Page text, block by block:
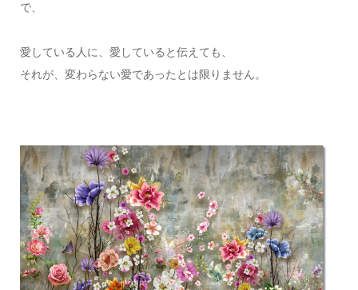
で、
愛している人に、愛していると伝えても、
それが、変わらない愛であったとは限りません。